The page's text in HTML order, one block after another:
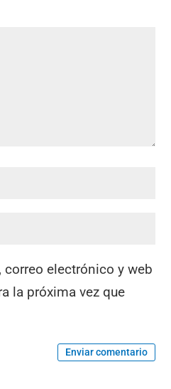
correo electrónico y web
la próxima vez que
Enviar comentario